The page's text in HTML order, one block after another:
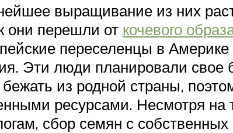
выращивание из них
они перешли от кочевого
переселенцы в
Эти люди планировали свое
из родной страны,
ресурсами. Несмотря на
сбор семян с